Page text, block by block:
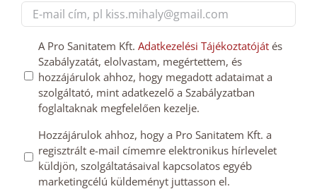
E-
mail
cím
GDPT
hozzájárulás
*
A Pro Sanitatem Kft. Adatkezelési Tájékoztatójátés
Szabályzatát, elolvastam, megértettem, és
hozzájárulok ahhoz, hogy megadott adataimat a
szolgáltató, mint adatkezelő a Szabályzatban
foglaltaknak megfelelően kezelje.
Mailchimp
feliratkozás
megerősítése
Hozzájárulok ahhoz, hogy a Pro Sanitatem Kft. a
regisztrált e-mail címemre elektronikus hírlevelet
küldjön, szolgáltatásaival kapcsolatos egyéb
marketingcélú küldeményt juttasson el.